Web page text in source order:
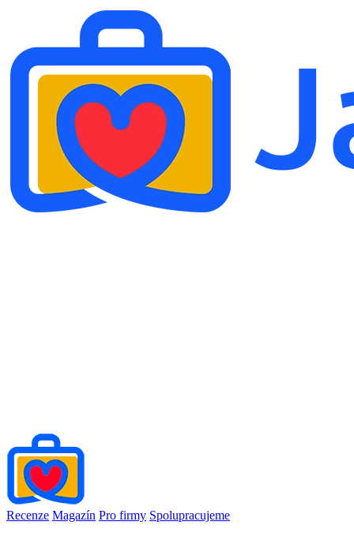
Recenze Magazín Pro firmy Spolupracujeme